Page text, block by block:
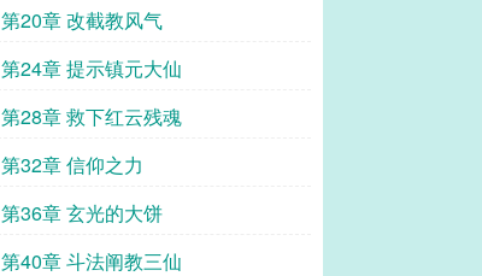
第20章 改截教风气
第24章 提示镇元大仙
第28章 救下红云残魂
第32章 信仰之力
第36章 玄光的大饼
第40章 斗法阐教三仙